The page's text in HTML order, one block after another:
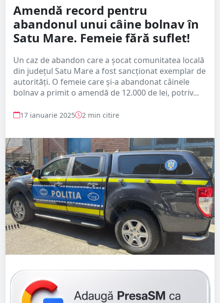
Amendă record pentru
abandonul unui câine bolnav în
Satu Mare. Femeie fără suflet!
Un caz de abandon care a șocat comunitatea locală
din județul Satu Mare a fost sancționat exemplar de
autorități. O femeie care și-a abandonat câinele
bolnav a primit o amendă de 12.000 de lei, potriv...
17 ianuarie 2025 2 min citire